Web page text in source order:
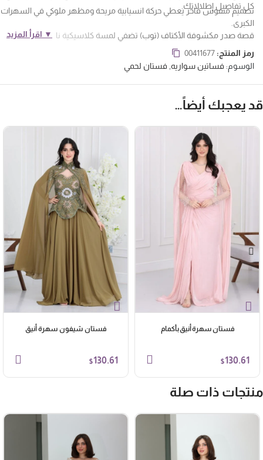
▼ اقرأ المزيد
كل تفاصيل إطلالاتك.
تصميم منفوش فاخر يعطي حركة انسيابية مريحة ومظهر ملوكي في السهرات
الكبرى.
قصة صدر مكشوفة الأكتاف (توب) تضفي لمسة كلاسيكية ناعمة تزيد
تطريز ورود بارزة ثلاثية الأبعاد وشك خرز وترتر يدوي يزين كامل الصدر والخصر.
خامات تول وجاكار ممتازة ببطانة كاملة تضمن الراحة التامة والستر وعدم
الشفافية.فساتين سهرة
رمز المنتج:00411677
الوسوم:فساتين سواريه, فستان لحمي
يعجبك أيضاً…
فستان سهرة أنيق بأكمام
$130.61
فستان شيفون سهرة أنيق
$130.61
ذات صلة